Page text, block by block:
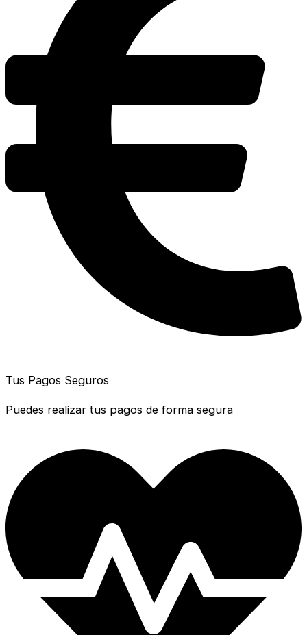
Tus Pagos Seguros
Puedes realizar tus pagos de forma segura